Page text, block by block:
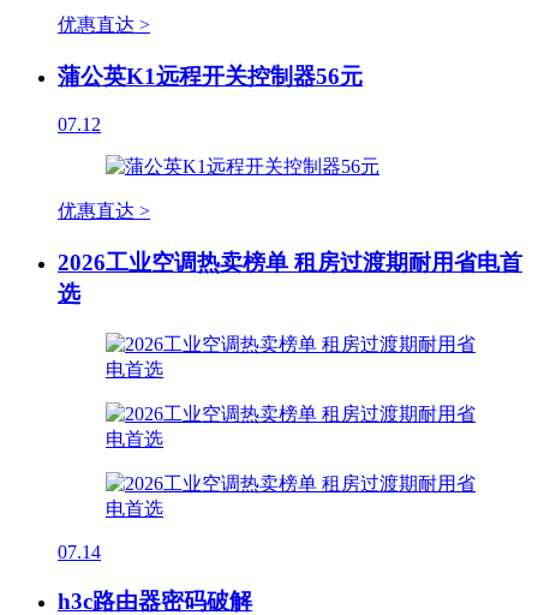
优惠直达 >
蒲公英K1远程开关控制器56元
07.12
优惠直达 >
2026工业空调热卖榜单 租房过渡期耐用省电首
选
07.14
h3c路由器密码破解